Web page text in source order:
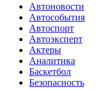
Автоновости
Автособытия
Автоспорт
Автоэксперт
Актеры
Аналитика
Баскетбол
Безопасность